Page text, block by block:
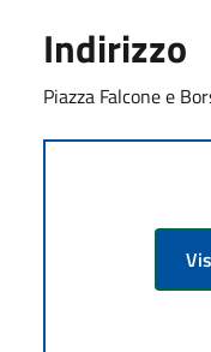
Indirizzo
Piazza Falcone e